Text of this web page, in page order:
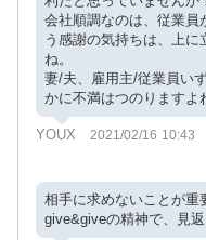
会社順調なのは、従業員
う感謝の気持ちは、上に
ね。
妻/夫、雇用主/従業員い
かに不満はつのりますよ
YOUX 2021/02/16 10:43
相手に求めないことが重
give&giveの精神で、見